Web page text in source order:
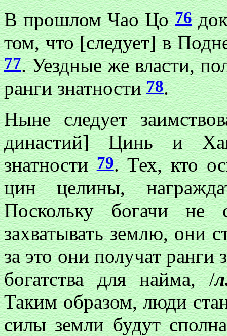
В прошлом Чао Цо76
том, что [следует] в
77. Уездные же власти,
ранги знатности78.
Ныне следует
династий] Цинь и
знатности79. Тех, кто
цин целины,
Поскольку богачи не
захватывать землю, они
за это они получат ранги
богатства для найма, /
Таким образом, люди
силы земли будут